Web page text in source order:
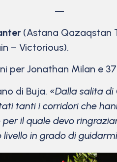
—
(Astana Qazaqstan
– Victorious).
per Jonathan Milan e
di Buja. «Dalla salita di
tanti i corridori che
il quale devo
in grado di